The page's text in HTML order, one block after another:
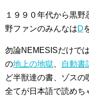
１９９０年代から黒
野ファンのみんなはD
勿論NEMESISだけで
の地上の地獄 自動書
ど半獣達の書、ゾス
全てが日本語で読めち